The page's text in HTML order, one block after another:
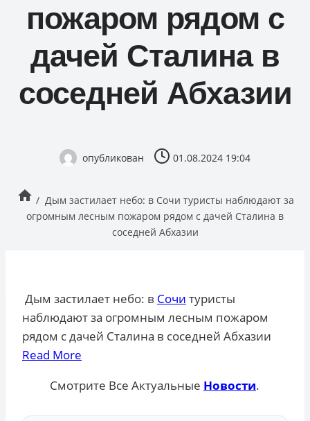
пожаром рядом с
дачей Сталина в
соседней Абхазии
опубликован 01.08.2024 19:04
/ Дым застилает небо: в Сочи туристы наблюдают за
огромным лесным пожаром рядом с дачей Сталина в
соседней Абхазии
Дым застилает небо: в Сочи туристы
наблюдают за огромным лесным пожаром
рядом с дачей Сталина в соседней Абхазии
Read More
Смотрите Все Актуальные Новости.